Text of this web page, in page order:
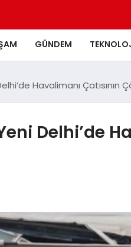
GÜNDEM
Havalimanı Çatısının
Delhi’de